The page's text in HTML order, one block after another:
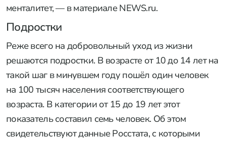
менталитет, — в материале NEWS.ru.
Подростки
Реже всего на добровольный уход из жизни
решаются подростки. В возрасте от 10 до 14 лет на
такой шаг в минувшем году пошёл один человек
на 100 тысяч населения соответствующего
возраста. В категории от 15 до 19 лет этот
показатель составил семь человек. Об этом
свидетельствуют данные Росстата, с которыми